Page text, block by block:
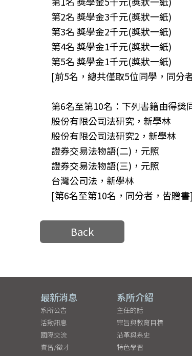
第2名 獎學金3千元(獎狀一紙)
第3名 獎學金2千元(獎狀一紙)
第4名 獎學金1千元(獎狀一紙)
第5名 獎學金1千元(獎狀一紙)
[前5名，總共僅取5位同學，同分
第6名至第10名：下列書籍由得獎
股份有限公司法研究，新學林
股份有限公司法研究2，新學林
證券交易法物語(二)，元照
證券交易法物語(三)，元照
台灣公司法，新學林
[第6名至第10名，同分者，皆贈書]
Back
最新消息
系所公告
活動訊息
國際交流
實習/徵才
系所介紹
主任的話
宗旨與教育目標
沿革與系史
特色學習